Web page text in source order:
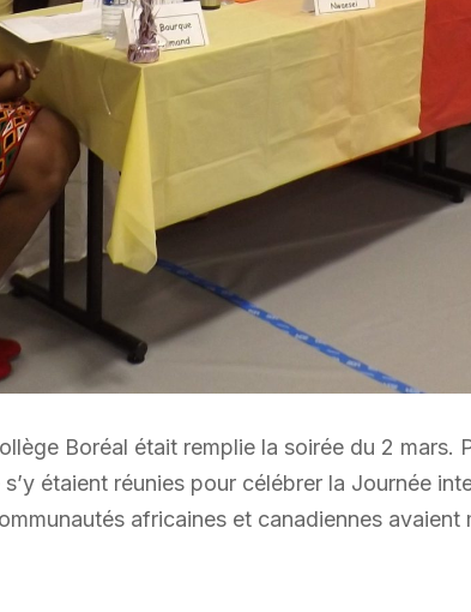
Boréal était remplie la soirée du 2 mars.
étaient réunies pour célébrer la Journée
africaines et canadiennes avaient